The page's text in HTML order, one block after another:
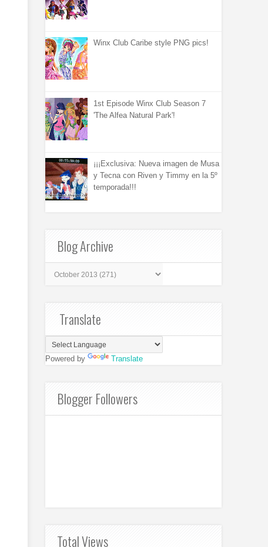
Winx Club Caribe style PNG pics!
1st Episode Winx Club Season 7
'The Alfea Natural Park'!
¡¡¡Exclusiva: Nueva imagen de Musa
y Tecna con Riven y Timmy en la 5º
temporada!!!
Blog Archive
Translate
Powered by Translate
Blogger Followers
Total Views